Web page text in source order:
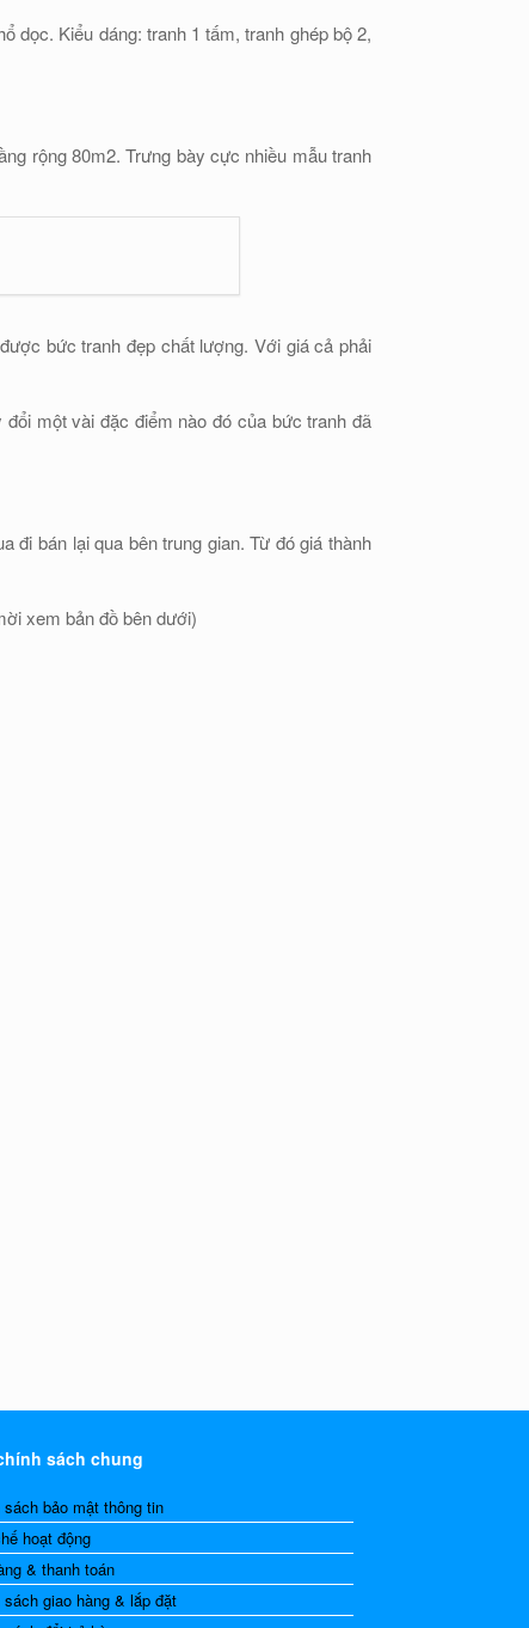
dọc. Kiểu dáng: tranh 1 tấm, tranh ghép bộ 2,
rộng 80m2. Trưng bày cực nhiều mẫu tranh
bức tranh đẹp chất lượng. Với giá cả phải
một vài đặc điểm nào đó của bức tranh đã
đi bán lại qua bên trung gian. Từ đó giá thành
xem bản đồ bên dưới)
sách chung
sách bảo mật thông tin
hoạt động
& thanh toán
sách giao hàng & lắp đặt